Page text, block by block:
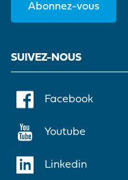
Abonnez-vous
SUIVEZ-NOUS
Facebook
Youtube
Linkedin